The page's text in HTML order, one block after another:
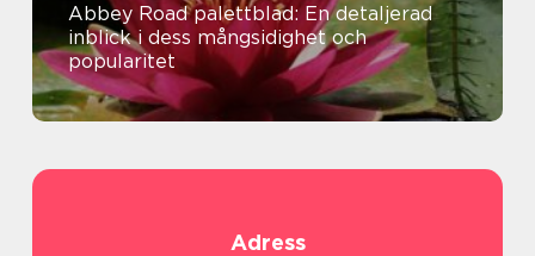
Abbey Road palettblad: En detaljerad
inblick i dess mångsidighet och
popularitet
Adress